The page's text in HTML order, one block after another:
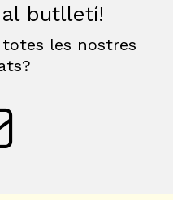
butlletí!
les nostres